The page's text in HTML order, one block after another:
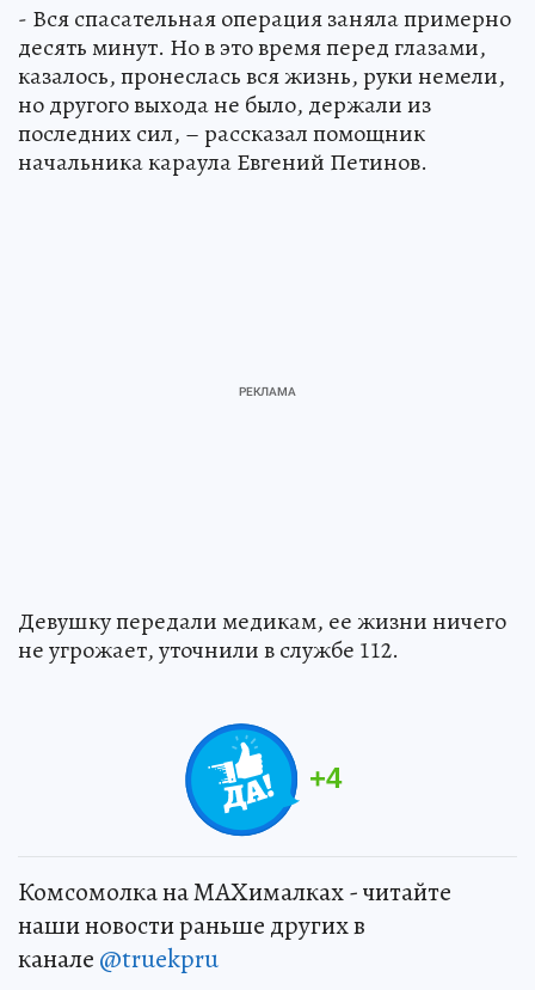
- Вся спасательная операция заняла примерно
десять минут. Но в это время перед глазами,
казалось, пронеслась вся жизнь, руки немели,
но другого выхода не было, держали из
последних сил, – рассказал помощник
начальника караула Евгений Петинов.
Девушку передали медикам, ее жизни ничего
не угрожает, уточнили в службе 112.
+4
Комсомолка на MAXималках - читайте
наши новости раньше других в
канале @truekpru